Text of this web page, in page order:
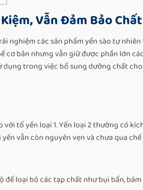
Vẫn Đảm Bảo
các sản phẩm yến sào tự
bản nhưng vẫn giữ được phần lớn
dụng trong việc bổ sung dưỡng chất
tổ yến loại 1. Yến loại 2 thường có
vẫn còn nguyên vẹn và chưa qua
để loại bỏ các tạp chất như bụi bẩn,